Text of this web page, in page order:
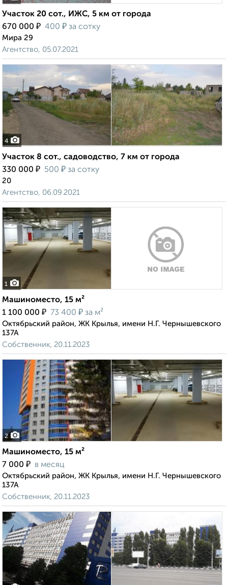
Участок 20 сот., ИЖС, 5 км от города
670 000 ₽ 400 ₽ за сотку
Мира 29
Агентство, 05.07.2021
4
Участок 8 сот., садоводство, 7 км от города
330 000 ₽ 500 ₽ за сотку
20
Агентство, 06.09.2021
1
Машиноместо, 15 м²
1 100 000 ₽ 73 400 ₽ за м²
Октябрьский район, ЖК Крылья, имени Н.Г. Чернышевского
137А
Собственник, 20.11.2023
2
Машиноместо, 15 м²
7 000 ₽ в месяц
Октябрьский район, ЖК Крылья, имени Н.Г. Чернышевского
137А
Собственник, 20.11.2023